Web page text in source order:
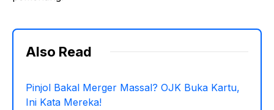
Also Read
Pinjol Bakal Merger Massal? OJK Buka Kartu,
Ini Kata Mereka!